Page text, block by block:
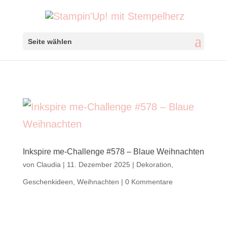
Seite wählen
Inkspire me-Challenge #578 – Blaue Weihnachten
von Claudia | 11. Dezember 2025 | Dekoration
Geschenkideen Weihnachten | 0 Kommentare